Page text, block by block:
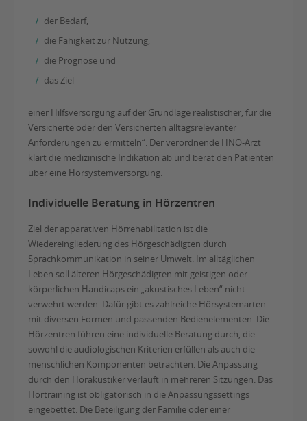
der Bedarf,
die Fähigkeit zur Nutzung,
die Prognose und
das Ziel
einer Hilfsversorgung auf der Grundlage realistischer, für die
Versicherte oder den Versicherten alltagsrelevanter
Anforderungen zu ermitteln“. Der verordnende HNO-Arzt
klärt die medizinische Indikation ab und berät den Patienten
über eine Hörsystemversorgung.
Individuelle Beratung in Hörzentren
Ziel der apparativen Hörrehabilitation ist die
Wiedereingliederung des Hörgeschädigten durch
Sprachkommunikation in seiner Umwelt. Im alltäglichen
Leben soll älteren Hörgeschädigten mit geistigen oder
körperlichen Handicaps ein „akustisches Leben“ nicht
verwehrt werden. Dafür gibt es zahlreiche Hörsystemarten
mit diversen Formen und passenden Bedienelementen. Die
Hörzentren führen eine individuelle Beratung durch, die
sowohl die audiologischen Kriterien erfüllen als auch die
menschlichen Komponenten betrachten. Die Anpassung
durch den Hörakustiker verläuft in mehreren Sitzungen. Das
Hörtraining ist obligatorisch in die Anpassungssettings
eingebettet. Die Beteiligung der Familie oder einer